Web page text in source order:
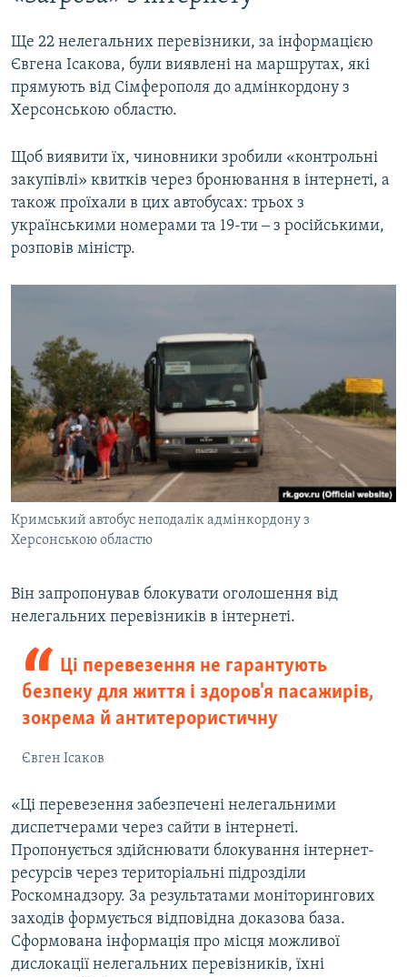
Ще 22 нелегальних перевізники, за інформацією
Євгена Ісакова, були виявлені на маршрутах, які
прямують від Сімферополя до адмінкордону з
Херсонською областю.
Щоб виявити їх, чиновники зробили «контрольні
закупівлі» квитків через бронювання в інтернеті, а
також проїхали в цих автобусах: трьох з
українськими номерами та 19-ти ‒ з російськими,
розповів міністр.
Кримський автобус неподалік адмінкордону з
Херсонською областю
Він запропонував блокувати оголошення від
нелегальних перевізників в інтернеті.
Ці перевезення не гарантують
безпеку для життя і здоров'я пасажирів,
зокрема й антитерористичну
Євген Ісаков
«Ці перевезення забезпечені нелегальними
диспетчерами через сайти в інтернеті.
Пропонується здійснювати блокування інтернет-
ресурсів через територіальні підрозділи
Роскомнадзору. За результатами моніторингових
заходів формується відповідна доказова база.
Сформована інформація про місця можливої
дислокації нелегальних перевізників, їхні